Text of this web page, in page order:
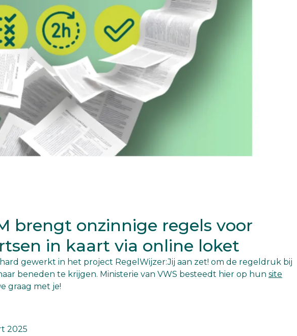
brengt onzinnige regels voor
in kaart via online loket
gewerkt in het project RegelWijzer:Jij aan zet! om de regeldruk bij
beneden te krijgen. Ministerie van VWS besteedt hier op hun site
graag met je!
2025